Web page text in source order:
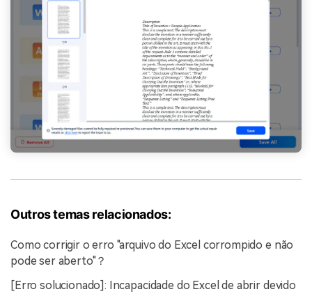
Outros temas relacionados:
Como corrigir o erro "arquivo do Excel corrompido e não
pode ser aberto"？
[Erro solucionado]: Incapacidade do Excel de abrir devido